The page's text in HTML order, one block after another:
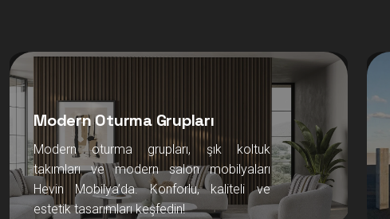
Modern Oturma Grupları
Modern oturma grupları, şık koltuk
takımları ve modern salon mobilyaları
Hevin Mobilya’da. Konforlu, kaliteli ve
estetik tasarımları keşfedin!